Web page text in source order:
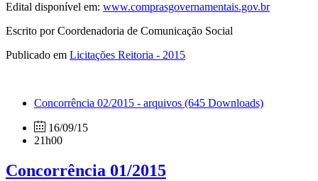
Edital disponível em: www.comprasgovernamentais.gov.br
Escrito por Coordenadoria de Comunicação Social
Publicado em Licitações Reitoria - 2015
Concorrência 02/2015 - arquivos (645 Downloads)
16/09/15
21h00
Concorrência 01/2015